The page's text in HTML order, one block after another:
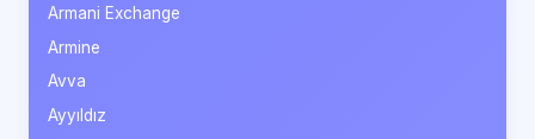
Armani Exchange
Armine
Avva
Ayyıldız